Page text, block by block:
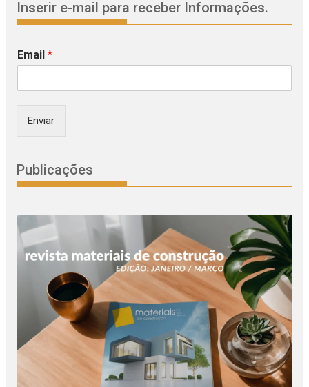
Inserir e-mail para receber Informações.
Email*
Enviar
Publicações